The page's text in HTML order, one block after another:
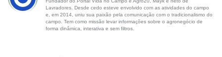
Lavradores. Desde cedo esteve envolvido com as atividades do campo
e, em 2014, uniu sua paixão pela comunicação com o tradicionalismo do
campo. Tem como missão levar informações sobre o agronegócio de
forma dinâmica, interativa e sem filtros.